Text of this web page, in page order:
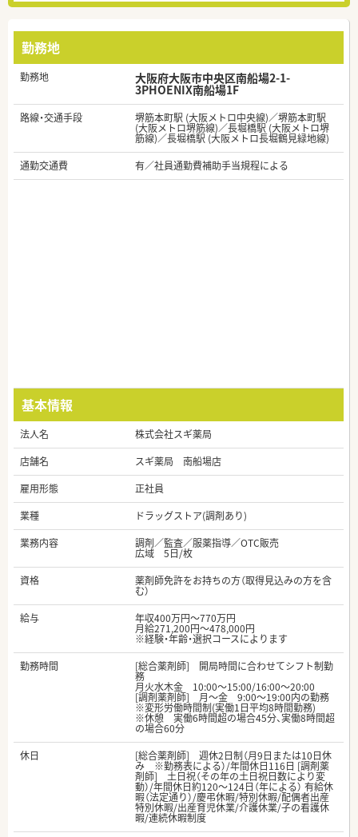
勤務地
勤務地 大阪府大阪市中央区南船場2-1-
3PHOENIX南船場1F
路線・交通手段 堺筋本町駅 (大阪メトロ中央線)／堺筋本町駅
(大阪メトロ堺筋線)／長堀橋駅 (大阪メトロ堺
筋線)／長堀橋駅 (大阪メトロ長堀鶴見緑地線)
通勤交通費
有／社員通勤費補助手当規程による
基本情報
法人名
株式会社スギ薬局
店舗名
スギ薬局 南船場店
雇用形態
正社員
業種
ドラッグストア(調剤あり)
業務内容
調剤／監査／服薬指導／OTC販売
広域 5日/枚
資格
薬剤師免許をお持ちの方（取得見込みの方を含
む）
給与
年収400万円～770万円
月給271,200円～478,000円
※経験・年齢・選択コースによります
勤務時間
[総合薬剤師] 開局時間に合わせてシフト制勤
務
月火水木金 10:00〜15:00/16:00〜20:00
[調剤薬剤師] 月～金 9:00～19:00内の勤務
※変形労働時間制(実働1日平均8時間勤務)
※休憩 実働6時間超の場合45分、実働8時間超
の場合60分
休日
[総合薬剤師] 週休2日制（月9日または10日休
み ※勤務表による）/年間休日116日 [調剤薬
剤師] 土日祝（その年の土日祝日数により変
動）/年間休日約120～124日（年による） 有給休
暇（法定通り）/慶弔休暇/特別休暇/配偶者出産
特別休暇/出産育児休業/介護休業/子の看護休
暇/連続休暇制度